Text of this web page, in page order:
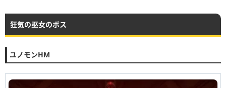
狂気の巫女のボス
ユノモンHM